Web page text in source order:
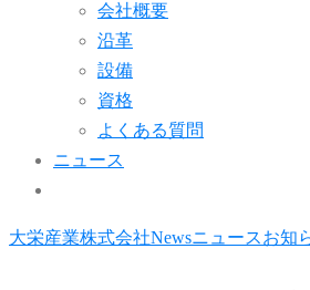
会社概要
沿革
設備
資格
よくある質問
ニュース
大栄産業株式会社Newsニュースお知